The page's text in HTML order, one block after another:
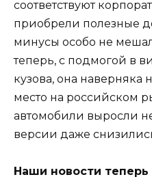
соответствуют
приобрели полезные
минусы особо не
теперь, с подмогой в
кузова, она наверняка
место на российском
автомобили выросли
версии даже
Наши новости